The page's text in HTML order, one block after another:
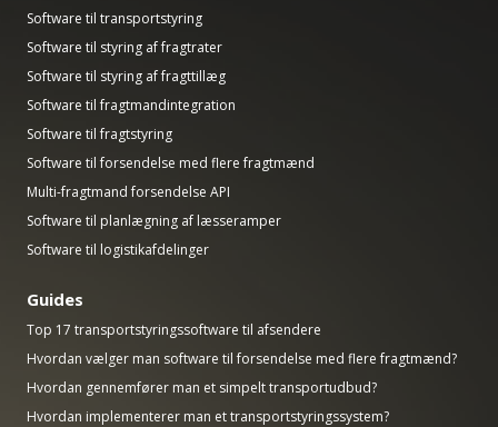
Software til transportstyring
Software til styring af fragtrater
Software til styring af fragttillæg
Software til fragtmandintegration
Software til fragtstyring
Software til forsendelse med flere fragtmænd
Multi-fragtmand forsendelse API
Software til planlægning af læsseramper
Software til logistikafdelinger
Guides
Top 17 transportstyringssoftware til afsendere
Hvordan vælger man software til forsendelse med flere fragtmænd?
Hvordan gennemfører man et simpelt transportudbud?
Hvordan implementerer man et transportstyringssystem?